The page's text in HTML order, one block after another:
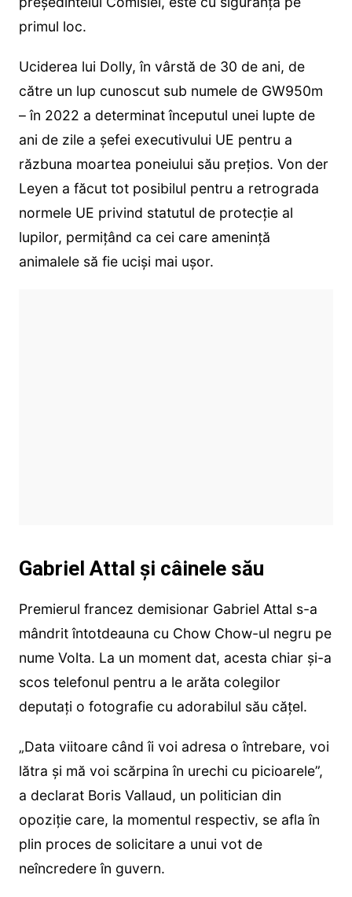
primul loc.
Uciderea lui Dolly, în vârstă de 30 de ani, de
către un lup cunoscut sub numele de GW950m
– în 2022 a determinat începutul unei lupte de
ani de zile a șefei executivului UE pentru a
răzbuna moartea poneiului său prețios. Von der
Leyen a făcut tot posibilul pentru a retrograda
normele UE privind statutul de protecție al
lupilor, permițând ca cei care amenință
animalele să fie uciși mai ușor.
Gabriel Attal și câinele său
Premierul francez demisionar Gabriel Attal s-a
mândrit întotdeauna cu Chow Chow-ul negru pe
nume Volta. La un moment dat, acesta chiar și-a
scos telefonul pentru a le arăta colegilor
deputați o fotografie cu adorabilul său cățel.
„Data viitoare când îi voi adresa o întrebare, voi
lătra și mă voi scărpina în urechi cu picioarele”,
a declarat Boris Vallaud, un politician din
opoziție care, la momentul respectiv, se afla în
plin proces de solicitare a unui vot de
neîncredere în guvern.